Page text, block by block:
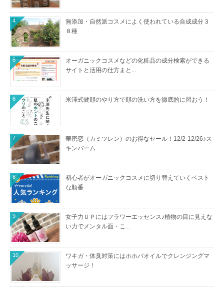
無添加・自然派コスメによく使われている合成成分３
８種
4
オーガニックコスメなどの化粧品の成分検索ができる
サイトと活用の仕方まと...
5
米澤式健顔のやり方で顔の洗い方を徹底的に習おう！
6
華密恋（カミツレン）のお得なセール！12/2-12/26♪ス
キンバーム...
7
初心者がオーガニックコスメに切り替えていくベスト
な順番
8
女子力ＵＰにはフラワーエッセンス♪植物の目に見えな
い力でメンタル面・こ...
9
ワキガ・体臭対策にはホホバオイルでクレンジングマ
ッサージ！
10